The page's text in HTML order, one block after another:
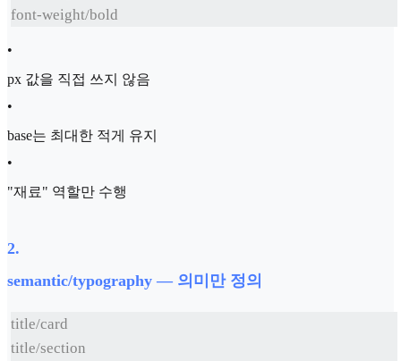
font-weight/bold
•
px 값을 직접 쓰지 않음
•
base는 최대한 적게 유지
•
"재료" 역할만 수행
2.
semantic/typography — 의미만 정의
title/card
title/section